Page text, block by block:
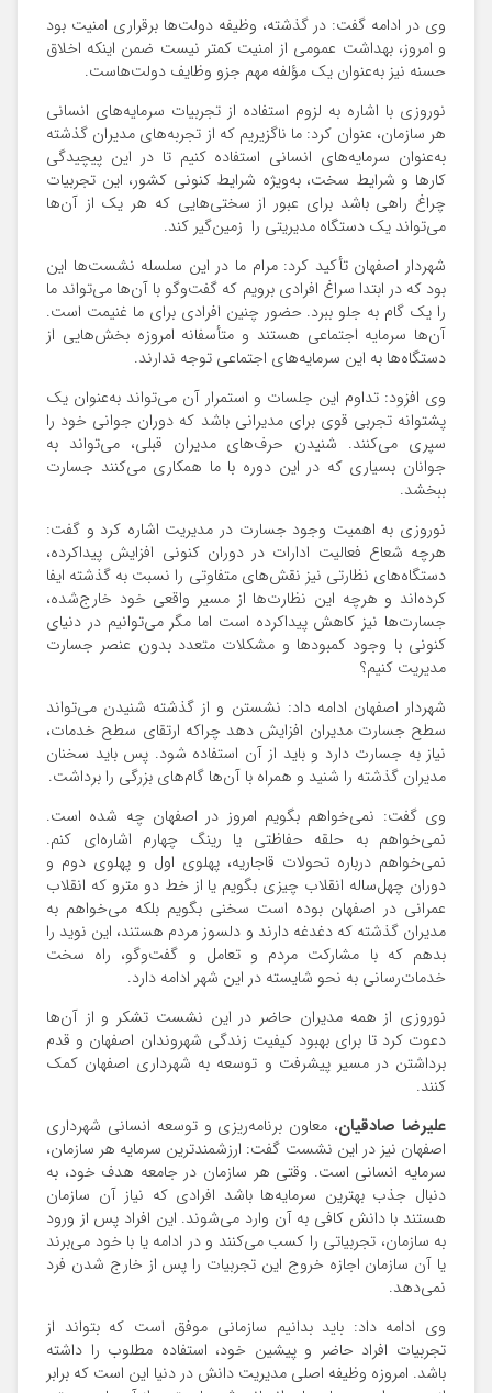
وی در ادامه گفت: در گذشته، وظیفه دولت‌ها برقراری امنیت بود
و امروز، بهداشت عمومی از امنیت کمتر نیست ضمن اینکه اخلاق
حسنه نیز به‌عنوان یک مؤلفه مهم جزو وظایف دولت‌هاست.
نوروزی با اشاره به لزوم استفاده از تجربیات سرمایه‌های انسانی
هر سازمان، عنوان کرد: ما ناگزیریم که از تجربه‌های مدیران گذشته
به‌عنوان سرمایه‌های انسانی استفاده کنیم تا در این پیچیدگی
کارها و شرایط سخت، به‌ویژه شرایط کنونی کشور، این تجربیات
چراغ راهی باشد برای عبور از سختی‌هایی که هر یک از آن‌ها
می‌تواند یک دستگاه مدیریتی را زمین‌گیر کند.
شهردار اصفهان تأکید کرد: مرام ما در این سلسله نشست‌ها این
بود که در ابتدا سراغ افرادی برویم که گفت‌وگو با آن‌ها می‌تواند ما
را یک گام به جلو ببرد. حضور چنین افرادی برای ما غنیمت است.
آن‌ها سرمایه اجتماعی هستند و متأسفانه امروزه بخش‌هایی از
دستگاه‌ها به این سرمایه‌های اجتماعی توجه ندارند.
وی افزود: تداوم این جلسات و استمرار آن می‌تواند به‌عنوان یک
پشتوانه تجربی قوی برای مدیرانی باشد که دوران جوانی خود را
سپری می‌کنند. شنیدن حرف‌های مدیران قبلی، می‌تواند به
جوانان بسیاری که در این دوره با ما همکاری می‌کنند جسارت
ببخشد.
نوروزی به اهمیت وجود جسارت در مدیریت اشاره کرد و گفت:
هرچه شعاع فعالیت ادارات در دوران کنونی افزایش پیداکرده،
دستگاه‌های نظارتی نیز نقش‌های متفاوتی را نسبت به گذشته ایفا
کرده‌اند و هرچه این نظارت‌ها از مسیر واقعی خود خارج‌شده،
جسارت‌ها نیز کاهش پیداکرده است اما مگر می‌توانیم در دنیای
کنونی با وجود کمبودها و مشکلات متعدد بدون عنصر جسارت
مدیریت کنیم؟
شهردار اصفهان ادامه داد: نشستن و از گذشته شنیدن می‌تواند
سطح جسارت مدیران افزایش دهد چراکه ارتقای سطح خدمات،
نیاز به جسارت دارد و باید از آن استفاده شود. پس باید سخنان
مدیران گذشته را شنید و همراه با آن‌ها گام‌های بزرگی را برداشت.
وی گفت: نمی‌خواهم بگویم امروز در اصفهان چه شده است.
نمی‌خواهم به حلقه حفاظتی یا رینگ چهارم اشاره‌ای کنم.
نمی‌خواهم درباره تحولات قاجاریه، پهلوی اول و پهلوی دوم و
دوران چهل‌ساله انقلاب چیزی بگویم یا از خط دو مترو که انقلاب
عمرانی در اصفهان بوده است سخنی بگویم بلکه می‌خواهم به
مدیران گذشته که دغدغه دارند و دلسوز مردم هستند، این نوید را
بدهم که با مشارکت مردم و تعامل و گفت‌وگو، راه سخت
خدمات‌رسانی به نحو شایسته در این شهر ادامه دارد.
نوروزی از همه مدیران حاضر در این نشست تشکر و از آن‌ها
دعوت کرد تا برای بهبود کیفیت زندگی شهروندان اصفهان و قدم
برداشتن در مسیر پیشرفت و توسعه به شهرداری اصفهان کمک
کنند.
علیرضا صادقیان، معاون برنامه‌ریزی و توسعه انسانی شهرداری
اصفهان نیز در این نشست گفت: ارزشمندترین سرمایه هر سازمان،
سرمایه انسانی است. وقتی هر سازمان در جامعه هدف خود، به
دنبال جذب بهترین سرمایه‌ها باشد افرادی که نیاز آن سازمان
هستند با دانش کافی به آن وارد می‌شوند. این افراد پس از ورود
به سازمان، تجربیاتی را کسب می‌کنند و در ادامه یا با خود می‌برند
یا آن سازمان اجازه خروج این تجربیات را پس از خارج شدن فرد
نمی‌دهد.
وی ادامه داد: باید بدانیم سازمانی موفق است که بتواند از
تجربیات افراد حاضر و پیشین خود، استفاده مطلوب را داشته
باشد. امروزه وظیفه اصلی مدیریت دانش در دنیا این است که برابر